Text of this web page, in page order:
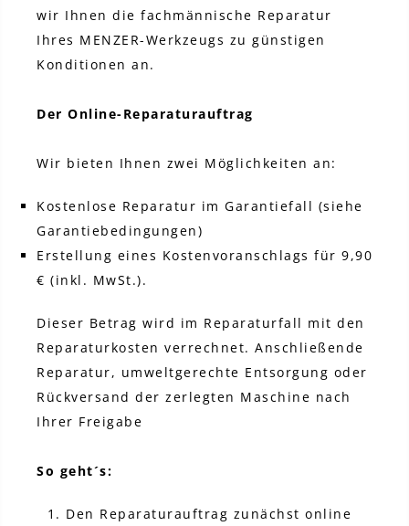
wir Ihnen die fachmännische Reparatur
Ihres MENZER-Werkzeugs zu günstigen
Konditionen an.
Der Online-Reparaturauftrag
Wir bieten Ihnen zwei Möglichkeiten an:
Kostenlose Reparatur im Garantiefall (siehe
Garantiebedingungen)
Erstellung eines Kostenvoranschlags für 9,90
€ (inkl. MwSt.).
Dieser Betrag wird im Reparaturfall mit den
Reparaturkosten verrechnet. Anschließende
Reparatur, umweltgerechte Entsorgung oder
Rückversand der zerlegten Maschine nach
Ihrer Freigabe
So geht´s:
Den Reparaturauftrag zunächst online